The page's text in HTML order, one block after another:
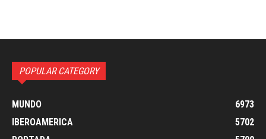
POPULAR CATEGORY
MUNDO
6973
IBEROAMERICA
5702